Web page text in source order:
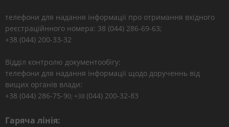
телефони для надання інформації про отримання вхідного
реєстраційнного номера: 38 (044) 286-69-63;
+38 (044) 200-33-32
Відділ контролю документообігу:
телефони для надання інформації щодо дорученнь від
вищих органів влади:
+38 (044) 286-75-90; +38 (044) 200-32-83
Гаряча лінія: